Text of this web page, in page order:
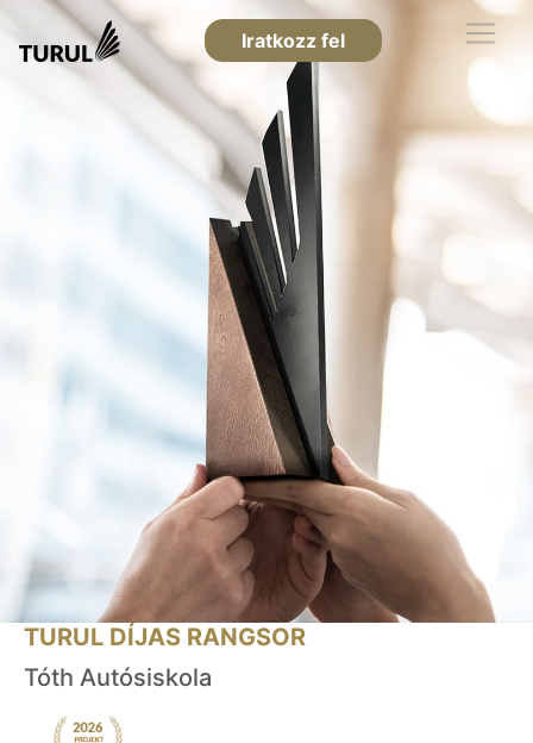
Iratkozz fel
TURUL DÍJAS RANGSOR
Tóth Autósiskola